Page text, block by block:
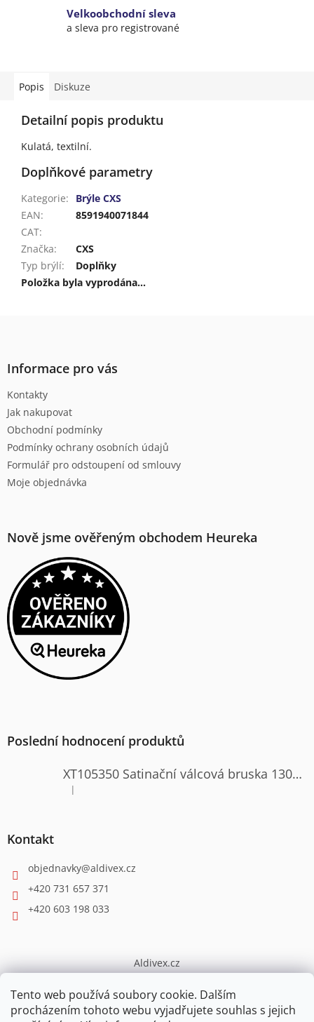
Tento web používá soubory cookie. Dalším
procházením tohoto webu vyjadřujete souhlas s jejich
Velkoobchodní sleva
a sleva pro registrované
Popis Diskuze
Detailní popis produktu
Kulatá, textilní.
Doplňkové parametry
Kategorie:
Brýle CXS
EAN:
8591940071844
CAT:
Značka:
CXS
Typ brýlí:
Doplňky
Položka byla vyprodána…
Informace pro vás
Kontakty
Jak nakupovat
Obchodní podmínky
Podmínky ochrany osobních údajů
Formulář pro odstoupení od smlouvy
Moje objednávka
Nově jsme ověřeným obchodem Heureka
Poslední hodnocení produktů
XT105350 Satinační válcová bruska 1300W
Hodnocení produktu je 4 z 5 hvězdiček.
|
Kontakt
objednavky@aldivex.cz
+420 731 657 371
+420 603 198 033
Aldivex.cz
broušení